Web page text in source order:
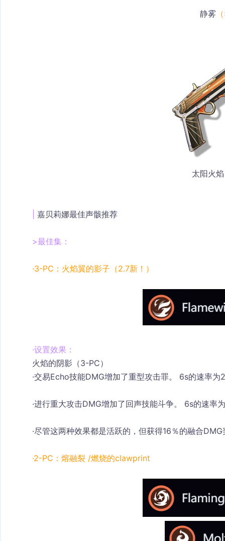
静雾
太阳火焰
嘉贝莉娜最佳声骸推荐
>最佳集：
·3-PC ： 火焰翼的影子（2.7新！）
·设置效果：
火焰的阴影（3-PC）
·交易Echo技能DMG增加了重型攻击罪。 6s的速率为
·进行重大攻击DMG增加了回声技能斗争。 6s的速率
·尽管这两种效果都是活跃的，但获得16％的融合DMG
·2-PC ： 熔融裂 /燃烧的clawprint